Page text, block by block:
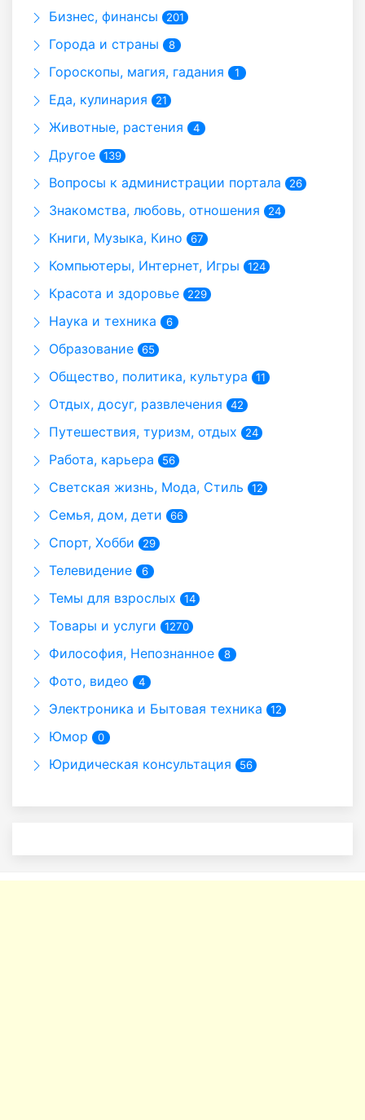
Бизнес, финансы 201
Города и страны 8
Гороскопы, магия, гадания 1
Еда, кулинария 21
Животные, растения 4
Другое 139
Вопросы к администрации портала 26
Знакомства, любовь, отношения 24
Книги, Музыка, Кино 67
Компьютеры, Интернет, Игры 124
Красота и здоровье 229
Наука и техника 6
Образование 65
Общество, политика, культура 11
Отдых, досуг, развлечения 42
Путешествия, туризм, отдых 24
Работа, карьера 56
Светская жизнь, Мода, Стиль 12
Семья, дом, дети 66
Спорт, Хобби 29
Телевидение 6
Темы для взрослых 14
Товары и услуги 1270
Философия, Непознанное 8
Фото, видео 4
Электроника и Бытовая техника 12
Юмор 0
Юридическая консультация 56